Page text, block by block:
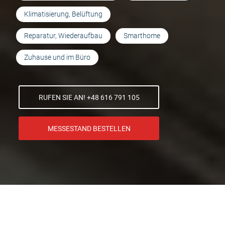
Klimatisierung, Belüftung
Reparatur, Wiederaufbau Smarthome
Zuhause und im Büro
RUFEN SIE AN! +48 616 791 105
MESSESTAND BESTELLEN